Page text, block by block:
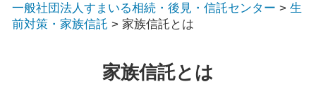
一般社団法人すまいる相続・後見・信託センター > 生
前対策・家族信託 > 家族信託とは
家族信託とは